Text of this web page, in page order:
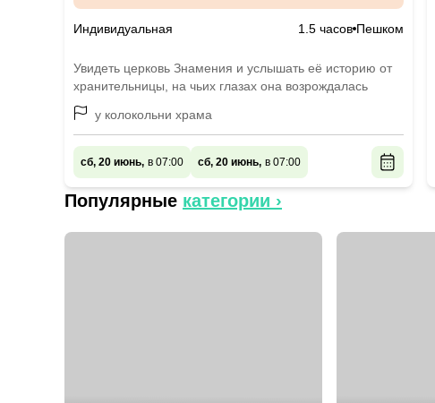
Индивидуальная 1.5 часов Пешком
Увидеть церковь Знамения и услышать её историю от
хранительницы, на чьих глазах она возрождалась
у колокольни храма
сб, 20 июнь, в 07:00 сб, 20 июнь, в 07:00
Популярные категории ›